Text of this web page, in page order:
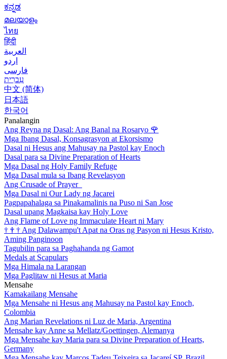
ಕನ್ನಡ
മലയാളം
ไทย
हिंदी
العربية
اردو
فارسی
עִברִית
中文 (简体)
日本語
한국어
Panalangin
Ang Reyna ng Dasal: Ang Banal na Rosaryo 🌹
Mga Ibang Dasal, Konsagrasyon at Ekorsismo
Dasal ni Hesus ang Mahusay na Pastol kay Enoch
Dasal para sa Divine Preparation of Hearts
Mga Dasal ng Holy Family Refuge
Mga Dasal mula sa Ibang Revelasyon
Ang Crusade of Prayer
Mga Dasal ni Our Lady ng Jacarei
Pagpapahalaga sa Pinakamalinis na Puso ni San Jose
Dasal upang Magkaisa kay Holy Love
Ang Flame of Love ng Immaculate Heart ni Mary
† † † Ang Dalawampu't Apat na Oras ng Pasyon ni Hesus Kristo,
Aming Panginoon
Tagubilin para sa Paghahanda ng Gamot
Medals at Scapulars
Mga Himala na Larangan
Mga Paglitaw ni Hesus at Maria
Mensahe
Kamakailang Mensahe
Mga Mensahe ni Hesus ang Mahusay na Pastol kay Enoch,
Colombia
Ang Marian Revelations ni Luz de Maria, Argentina
Mensahe kay Anne sa Mellatz/Goettingen, Alemanya
Mga Mensahe kay Maria para sa Divine Preparation of Hearts,
Germany